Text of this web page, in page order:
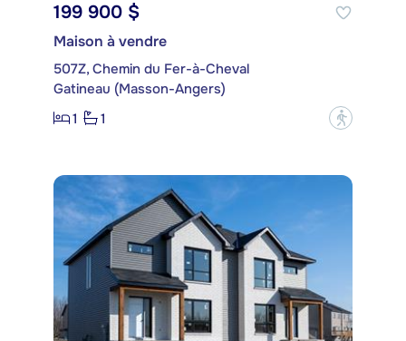
199 900 $
Maison à vendre
507Z, Chemin du Fer-à-Cheval
Gatineau (Masson-Angers)
1
1 ?